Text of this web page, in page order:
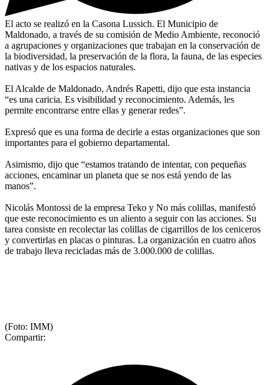
El acto se realizó en la Casona Lussich. El Municipio de
Maldonado, a través de su comisión de Medio Ambiente, reconoció
a agrupaciones y organizaciones que trabajan en la conservación de
la biodiversidad, la preservación de la flora, la fauna, de las especies
nativas y de los espacios naturales.
El Alcalde de Maldonado, Andrés Rapetti, dijo que esta instancia
“es una caricia. Es visibilidad y reconocimiento. Además, les
permite encontrarse entre ellas y generar redes”.
Expresó que es una forma de decirle a estas organizaciones que son
importantes para el gobierno departamental.
Asimismo, dijo que “estamos tratando de intentar, con pequeñas
acciones, encaminar un planeta que se nos está yendo de las
manos”.
Nicolás Montossi de la empresa Teko y No más colillas, manifestó
que este reconocimiento es un aliento a seguir con las acciones. Su
tarea consiste en recolectar las colillas de cigarrillos de los ceniceros
y convertirlas en placas o pinturas. La organización en cuatro años
de trabajo lleva recicladas más de 3.000.000 de colillas.
(Foto: IMM)
Compartir: